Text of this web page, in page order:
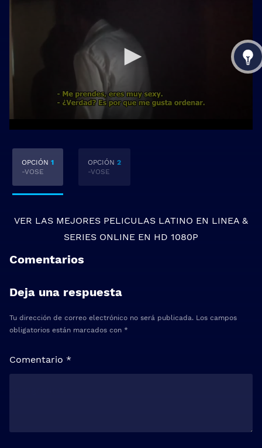
OPCIÓN 1
-VOSE
OPCIÓN 2
-VOSE
VER LAS MEJORES PELICULAS LATINO EN LINEA &
SERIES ONLINE EN HD 1080P
Comentarios
Deja una respuesta
Tu dirección de correo electrónico no será publicada. Los campos
obligatorios están marcados con *
Comentario *